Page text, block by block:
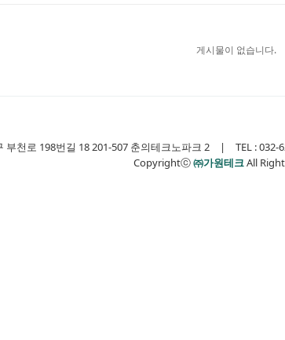
게시물이 없습니다.
부천로 198번길 18 201-507 춘의테크노파크 2 | TEL :
Copyrightⓒ㈜가원테크All